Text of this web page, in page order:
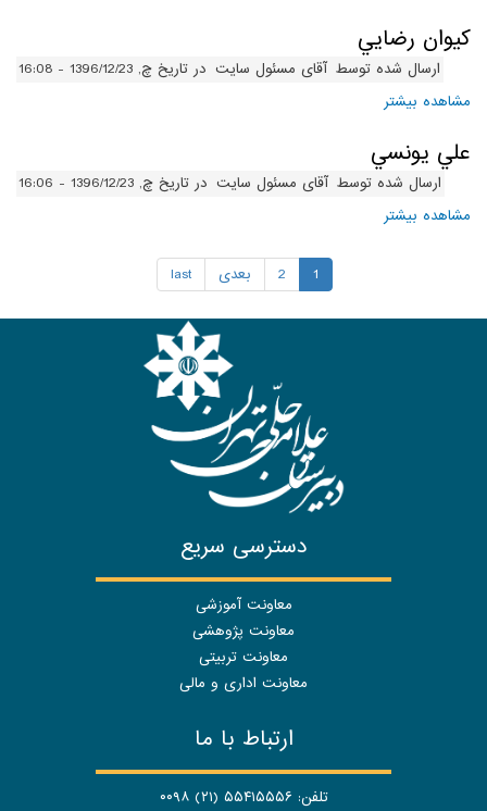
کيوان رضايي
ارسال شده توسط آقای مسئول سایت در تاریخ چ, 1396/12/23 - 16:08
مشاهده بیشتر
علي يونسي
ارسال شده توسط آقای مسئول سایت در تاریخ چ, 1396/12/23 - 16:06
مشاهده بیشتر
1
2 بعدی last
دسترسی سریع
معاونت آموزشی
معاونت پژوهشی
معاونت تربیتی
معاونت اداری و مالی
ارتباط با ما
تلفن: ۵۵۴۱۵۵۵۶ (۲۱) ۰۰۹۸